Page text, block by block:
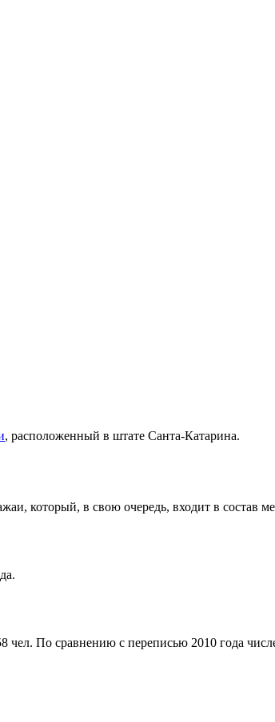
, расположенный в штате Санта-Катарина.
, который, в свою очередь, входит в состав
По сравнению с переписью 2010 года